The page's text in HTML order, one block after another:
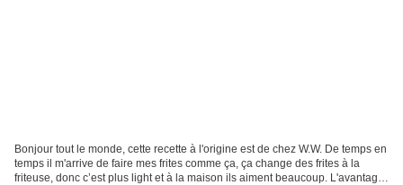
Bonjour tout le monde, cette recette à l'origine est de chez W.W. De temps en
temps il m'arrive de faire mes frites comme ça, ça change des frites à la
friteuse, donc c’est plus light et à la maison ils aiment beaucoup. L'avantage